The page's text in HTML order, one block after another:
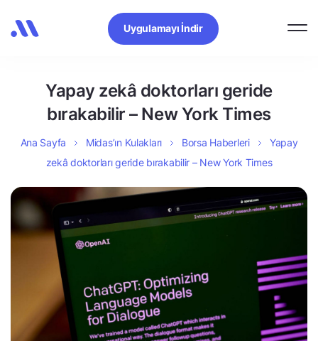
Uygulamayı İndir
Yapay zekâ doktorları geride
bırakabilir – New York Times
Ana Sayfa Midas’ın Kulakları Borsa Haberleri
Yapay
zekâ doktorları geride bırakabilir – New York Times